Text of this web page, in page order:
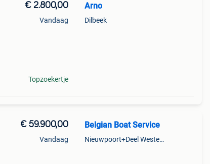
€ 2.800,00
Vandaag
Topzoekertje
Arno
Dilbeek
€ 59.900,00
Vandaag
Belgian Boat Service
Nieuwpoort+Deel Westende